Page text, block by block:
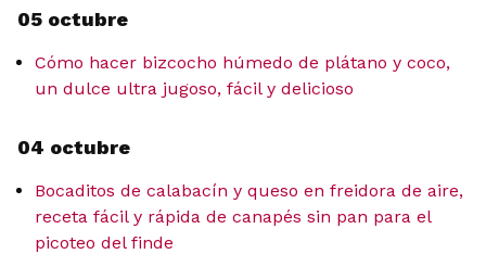
05 octubre
Cómo hacer bizcocho húmedo de plátano y coco,
un dulce ultra jugoso, fácil y delicioso
04 octubre
Bocaditos de calabacín y queso en freidora de aire,
receta fácil y rápida de canapés sin pan para el
picoteo del finde